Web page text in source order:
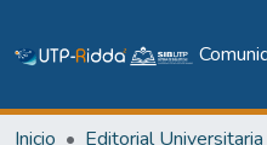
Inicio